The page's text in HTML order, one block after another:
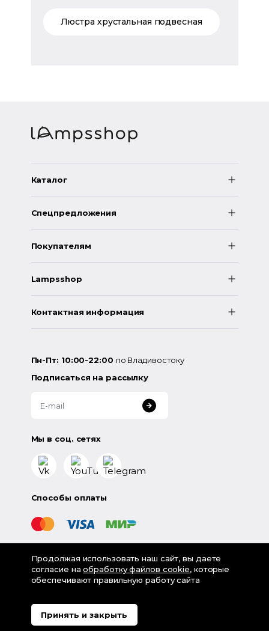
Люстра хрустальная подвесная
Каталог
Спецпредложения
Покупателям
Lampsshop
Контактная информация
Пн-Пт: 10:00-22:00 по Владивостоку
Подписаться на рассылку
Мы в соц. сетях
Способы оплаты
©2026«LampsShop» - интернет-магазин люстр и
светильников
Политика обработки персональных данных
Продолжая использовать наш сайт, вы даете
согласие наобработку файлов cookie, которые
обеспечивают правильную работу сайта
Принять и закрыть